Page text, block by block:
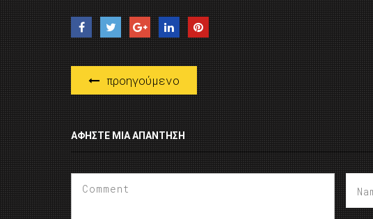
προηγούμενο
ΑΦΉΣΤΕ ΜΙΑ ΑΠΆΝΤΗΣΗ